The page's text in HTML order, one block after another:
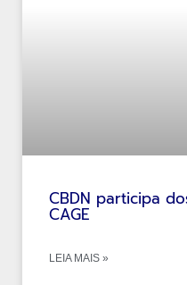
CBDN participa
CAGE
LEIA MAIS »